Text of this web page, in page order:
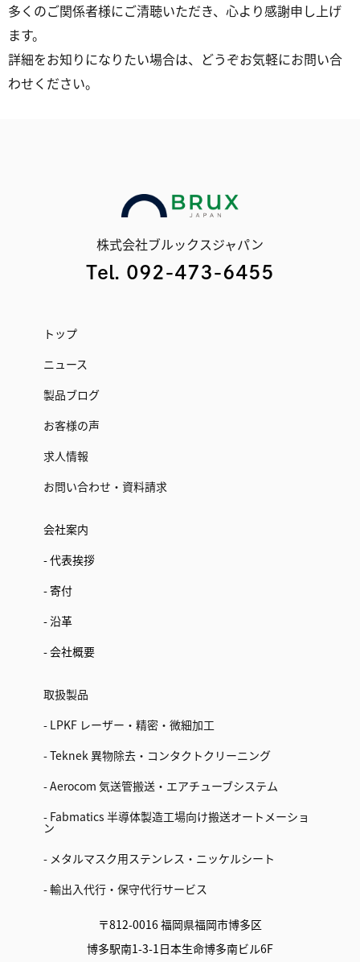
多くのご関係者様にご清聴いただき、心より感謝申し上げ
ます。
詳細をお知りになりたい場合は、どうぞお気軽にお問い合
わせください。
株式会社ブルックスジャパン
Tel. 092-473-6455
トップ
ニュース
製品ブログ
お客様の声
求人情報
お問い合わせ・資料請求
会社案内
- 代表挨拶
- 寄付
- 沿革
- 会社概要
取扱製品
- LPKF レーザー・精密・微細加工
- Teknek 異物除去・コンタクトクリーニング
- Aerocom 気送管搬送・エアチューブシステム
- Fabmatics 半導体製造工場向け搬送オートメーショ
ン
- メタルマスク用ステンレス・ニッケルシート
- 輸出入代行・保守代行サービス
〒812-0016 福岡県福岡市博多区
博多駅南1-3-1日本生命博多南ビル6F